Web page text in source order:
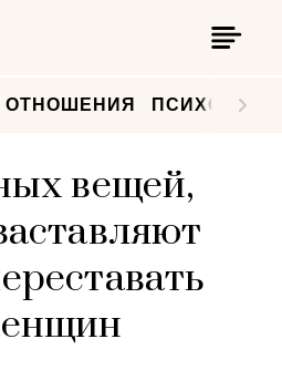
ОТНОШЕНИЯ
вещей,